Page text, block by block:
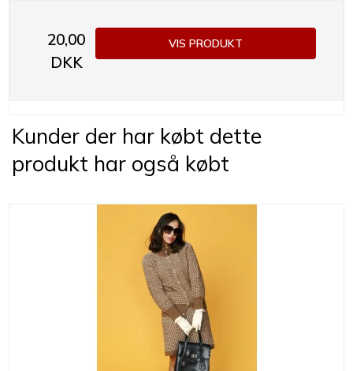
20,00
DKK
VIS PRODUKT
Kunder der har købt dette
produkt har også købt